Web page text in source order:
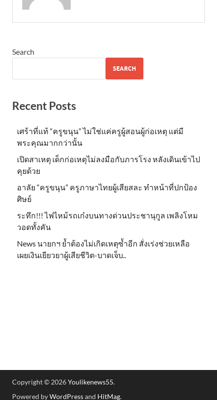
Search
SEARCH
Recent Posts
เศร้าที่แท้ “ครูขนุน” ไม่ใช่แค่ครูผู้สอนผู้ก่อเหตุ แต่มี
พระคุณมากกว่านั้น
เปิดสาเหตุ เด็กก่อเหตุไม่ลงมือกับภารโรง หลังเดินเข้าไป
คุยด้วย
อาลัย “ครูขนุน” ครูภาษาไทยผู้เสียสละ ทำหน้าที่ปกป้อง
ศิษย์
ระทึก!!! ไฟไหม้รถเก๋งบนทางด่วนประชานุกูล เพลิงโหม
วอดทั้งคัน
News นายกฯ ย้ำต้องไม่เกิดเหตุซ้ำอีก สั่งเร่งช่วยเหลือ
เผยเงินเยียวยาผู้เสียชีวิต-บาดเจ็บ..
Copyright © 2026Youlikenews55.
Powered byWordPressand HitMag.